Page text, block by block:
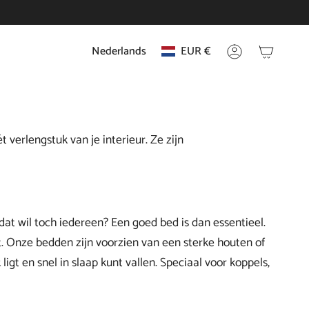
Taal
Nederlands EUR € Account
verlengstuk van je interieur. Ze zijn
wil toch iedereen? Een goed bed is dan essentieel.
bedden zijn voorzien van een sterke houten of
en snel in slaap kunt vallen. Speciaal voor koppels,